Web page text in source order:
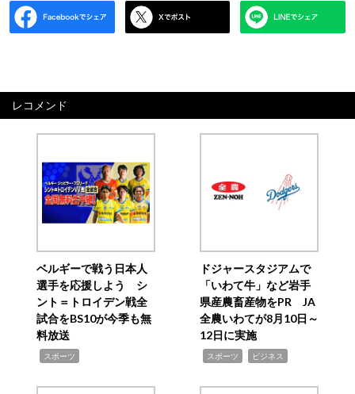
レコメンド
ベルギーで戦う日本人
選手を応援しよう シ
ント＝トロイデン戦全
試合をBS10が今季も無
料放送
スポーツ
ドジャースタジアムで
「いわて牛」など岩手
県産農畜産物をPR JA
全農いわてが8月10日～
12日に実施
スポーツ ビジネス